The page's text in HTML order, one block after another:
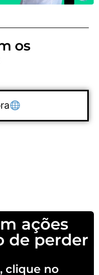
os
ações
de perder
clique no